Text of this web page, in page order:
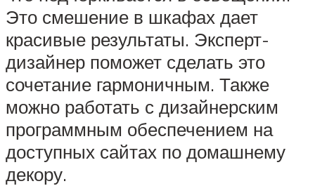
Это смешение в шкафах дает
красивые результаты. Эксперт-
дизайнер поможет сделать это
сочетание гармоничным. Также
можно работать с дизайнерским
программным обеспечением на
доступных сайтах по домашнему
декору.